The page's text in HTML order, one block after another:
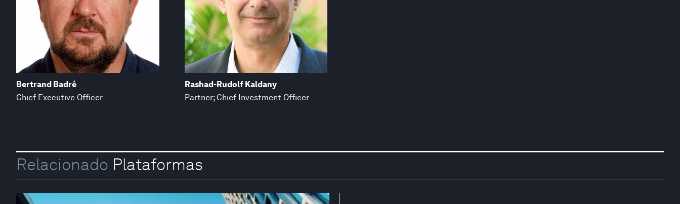
Bertrand Badré
Chief Executive Officer
Rashad-Rudolf Kaldany
Partner; Chief Investment Officer
Relacionado Plataformas